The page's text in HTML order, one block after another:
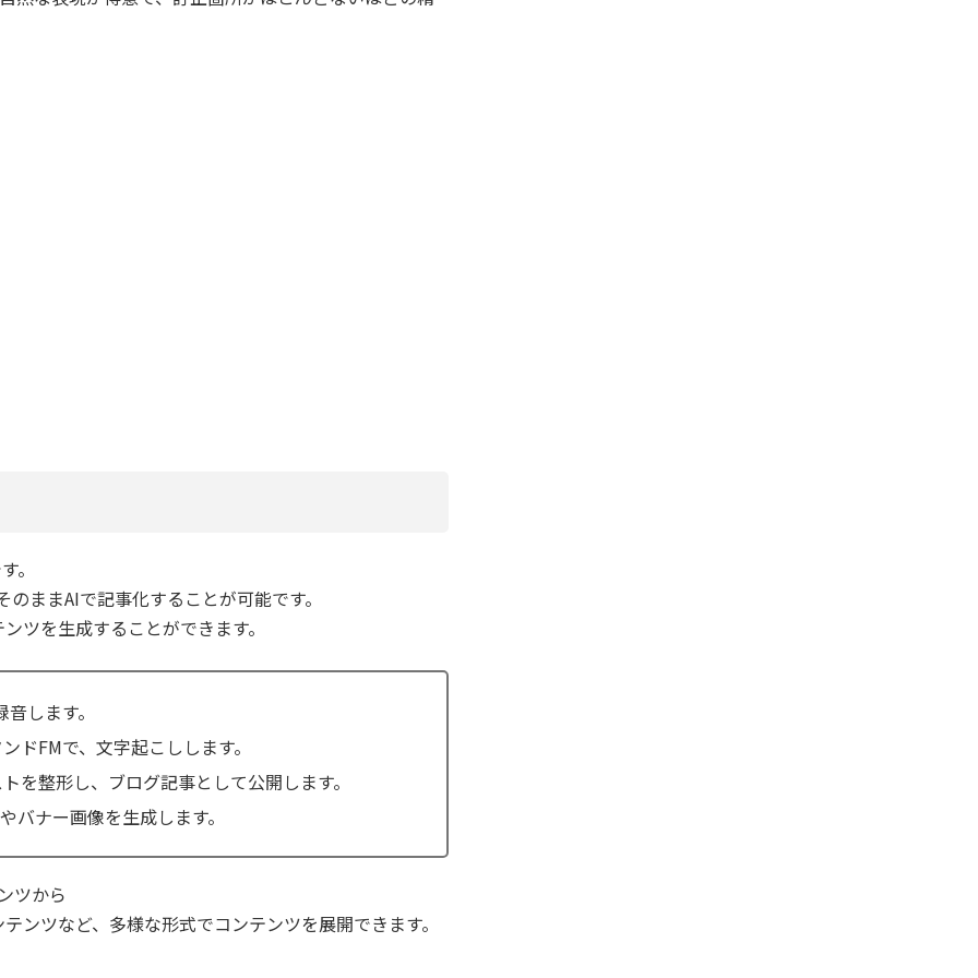
。
ままAIで記事化することが可能です。
ツを生成することができます。
します。
ドFMで、文字起こしします。
を整形し、ブログ記事として公開します。
バナー画像を生成します。
ツから
ンツなど、多様な形式でコンテンツを展開できます。